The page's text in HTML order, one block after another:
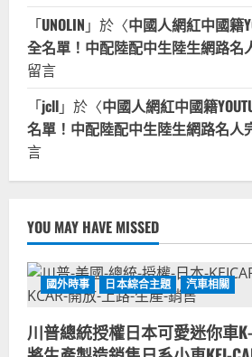
「UNOLIN 」於〈中國人網紅中國籍
全名單！中配陸配中生陸生網路名
留言
「jcll」於〈中國人網紅中國籍
名單！中配陸配中生陸生網路名人
言
YOU MAY HAVE MISSED
國外時事 日本綜合主題 汽車相關
川普總統授權日本可愛迷你車